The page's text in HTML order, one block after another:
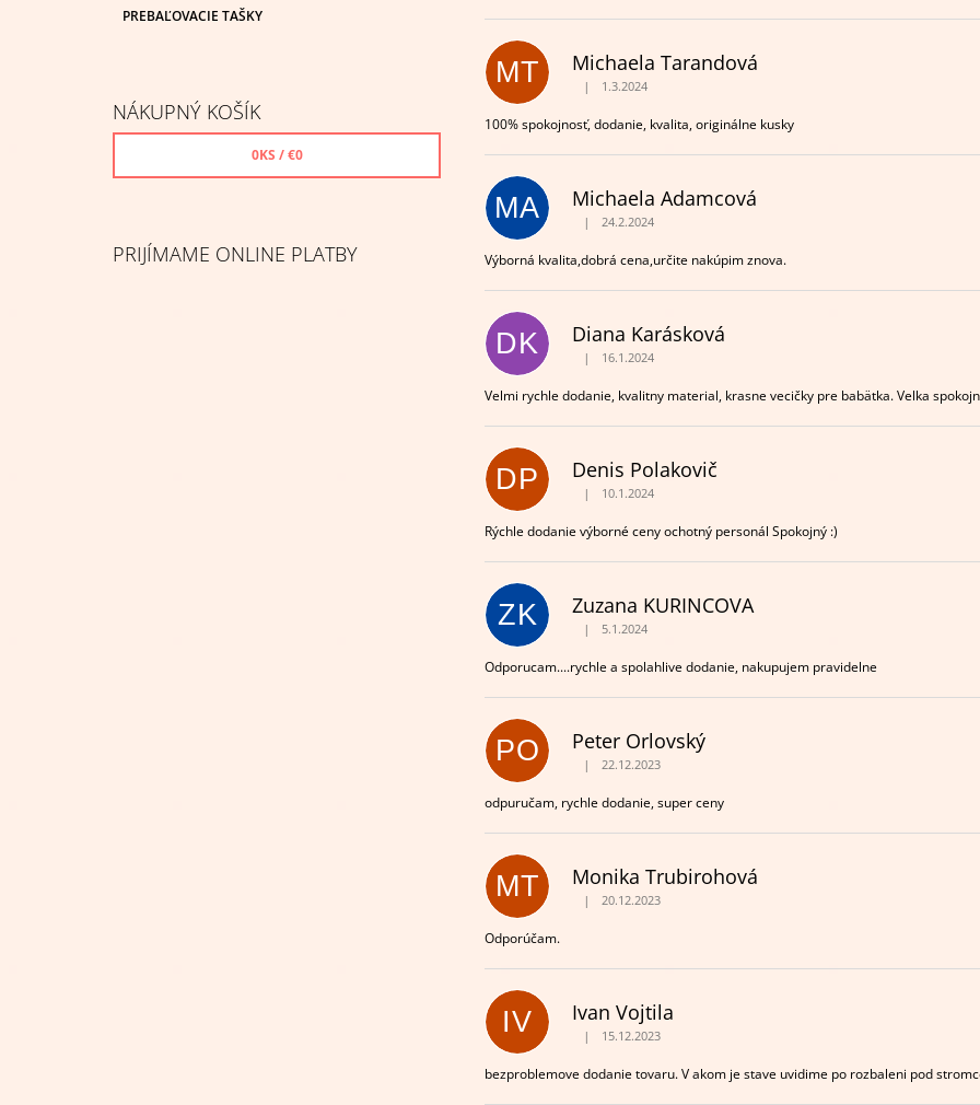
PREBAĽOVACIE TAŠKY
NÁKUPNÝ KOŠÍK
0KS /€0
PRIJÍMAME ONLINE PLATBY
MT Michaela Tarandová
Hodnotenie obchodu je 5 z 5 hviezdičiek.
| 1.3.2024
100% spokojnosť, dodanie, kvalita, originálne kusky
MA Michaela Adamcová
Hodnotenie obchodu je 5 z 5 hviezdičiek.
| 24.2.2024
Výborná kvalita,dobrá cena,určite nakúpim znova.
DK Diana Karásková
Hodnotenie obchodu je 5 z 5 hviezdičiek.
| 16.1.2024
Velmi rychle dodanie, kvalitny material, krasne vecičky pre babätka. Velka
DP Denis Polakovič
Hodnotenie obchodu je 5 z 5 hviezdičiek.
| 10.1.2024
Rýchle dodanie výborné ceny ochotný personál Spokojný :)
ZK Zuzana KURINCOVA
Hodnotenie obchodu je 5 z 5 hviezdičiek.
| 5.1.2024
Odporucam....rychle a spolahlive dodanie, nakupujem pravidelne
PO Peter Orlovský
Hodnotenie obchodu je 5 z 5 hviezdičiek.
| 22.12.2023
odpuručam, rychle dodanie, super ceny
MT Monika Trubirohová
Hodnotenie obchodu je 5 z 5 hviezdičiek.
| 20.12.2023
Odporúčam.
IV Ivan Vojtila
Hodnotenie obchodu je 5 z 5 hviezdičiek.
| 15.12.2023
bezproblemove dodanie tovaru. V akom je stave uvidime po rozbaleni pod